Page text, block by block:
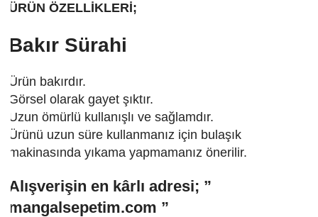
ÜRÜN ÖZELLİKLERİ;
Bakır Sürahi
Ürün bakırdır.
Görsel olarak gayet şıktır.
Uzun ömürlü kullanışlı ve sağlamdır.
Ürünü uzun süre kullanmanız için bulaşık
makinasında yıkama yapmamanız önerilir.
Alışverişin en kârlı adresi; ”
mangalsepetim.com ”